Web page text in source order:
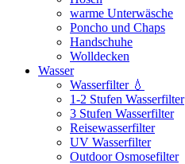
warme Unterwäsche
Poncho und Chaps
Handschuhe
Wolldecken
Wasser
Wasserfilter 💧
1-2 Stufen Wasserfilter
3 Stufen Wasserfilter
Reisewasserfilter
UV Wasserfilter
Outdoor Osmosefilter